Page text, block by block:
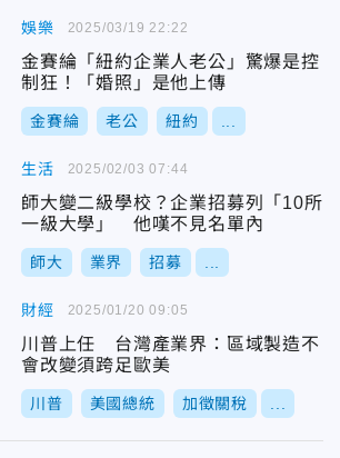
娛樂
金賽綸「紐約企業人老公」驚爆是控
制狂！「婚照」是他上傳
金賽綸 老公 紐約
2025/03/19 22:22
生活
師大變二級學校？企業招募列「10所
一級大學」 他嘆不見名單內
師大 業界 招募
2025/02/03 07:44
財經
川普上任 台灣產業界：區域製造不
會改變須跨足歐美
川普 美國總統 加徵關稅
2025/01/20 09:05